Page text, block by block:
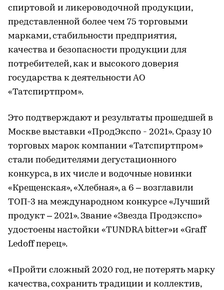
спиртовой и ликероводочной продукции,
представленной более чем 75 торговыми
марками, стабильности предприятия,
качества и безопасности продукции для
потребителей, как и высокого доверия
государства к деятельности АО
«Татспиртпром».
Это подтверждают и результаты прошедшей в
Москве выставки «ПродЭкспо - 2021». Сразу 10
торговых марок компании «Татспиртпром»
стали победителями дегустационного
конкурса, в их числе и водочные новинки
«Крещенская», «Хлебная», а 6 – возглавили
ТОП-3 на международном конкурсе «Лучший
продукт – 2021». Звание «Звезда Продэкспо»
удостоены настойки «TUNDRA bitter»и «Graff
Ledoff перец».
«Пройти сложный 2020 год, не потерять марку
качества, сохранить традиции и коллектив,